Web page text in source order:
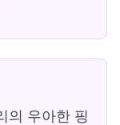
의 우아한 핑